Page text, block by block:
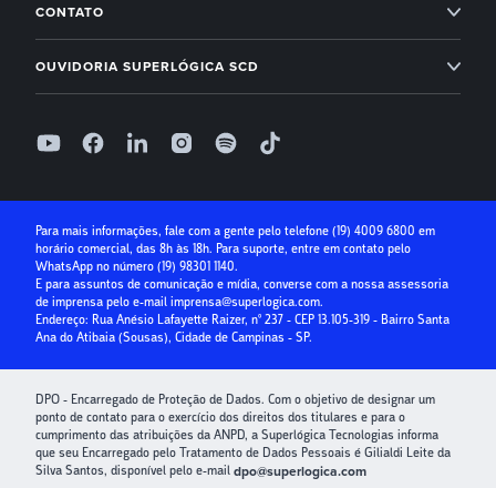
Módulo Financeiro
Controle de acesso
Superlógica IA
Receber com boleto
Crédito para Condomínios
Paybox
Arbo
CONTATO
OUVIDORIA SUPERLÓGICA SCD
Seg à Sex, das 9h às 18h, exceto feriados
Para mais informações, fale com a gente pelo telefone (19) 4009 6800 em
horário comercial, das 8h às 18h. Para suporte, entre em contato pelo
WhatsApp no número (19) 98301 1140.
E para assuntos de comunicação e mídia, converse com a nossa assessoria
de imprensa pelo e-mail imprensa@superlogica.com.
Endereço: Rua Anésio Lafayette Raizer, nº 237 - CEP 13.105-319 - Bairro Santa
Ana do Atibaia (Sousas), Cidade de Campinas - SP.
DPO - Encarregado de Proteção de Dados. Com o objetivo de designar um
ponto de contato para o exercício dos direitos dos titulares e para o
cumprimento das atribuições da ANPD, a Superlógica Tecnologias informa
que seu Encarregado pelo Tratamento de Dados Pessoais é Gilialdi Leite da
Silva Santos, disponível pelo e-mail dpo@superlogica.com